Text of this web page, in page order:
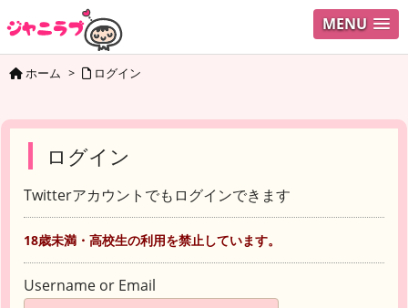
MENU
ホーム > ログイン
ログイン
Twitterアカウントでもログインできます
18歳未満・高校生の利用を禁止しています。
Username or Email